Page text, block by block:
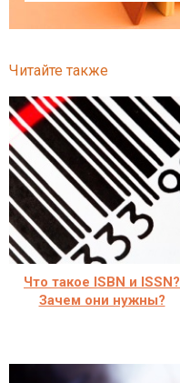
Читайте также
Что такое ISBN и ISSN?
Зачем они нужны?